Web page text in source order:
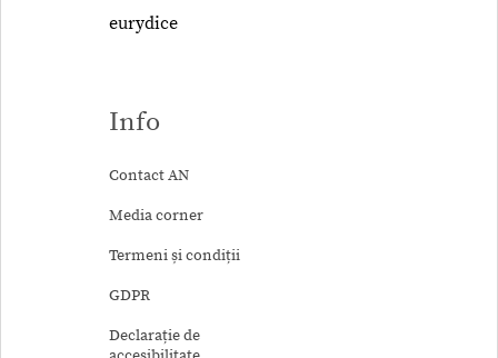
eurydice
Info
Contact AN
Media corner
Termeni și condiții
GDPR
Declarație de